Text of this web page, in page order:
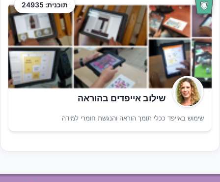
תוכנית: 24935
שילוב אייפדים בהוראה
שימוש באייפד ככלי תומך הוראה והנגשת חומרי למידה